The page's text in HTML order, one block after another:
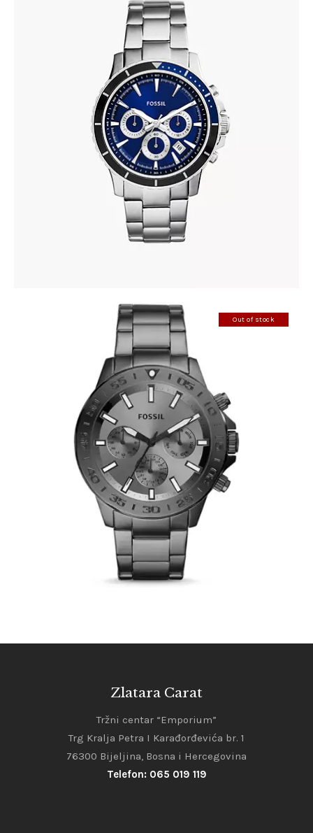
FOSSIL CH2927
337.00 KM
Out of stock
FOSSIL BQ2491
390.00 KM
Zlatara Carat
Tržni centar “Emporium”
Trg Kralja Petra I Karađorđevića br. 1
76300 Bijeljina, Bosna i Hercegovina
Telefon: 065 019 119